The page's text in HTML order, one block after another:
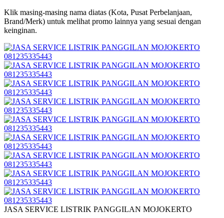
Klik masing-masing nama diatas (Kota, Pusat Perbelanjaan,
Brand/Merk) untuk melihat promo lainnya yang sesuai dengan
keinginan.
JASA SERVICE LISTRIK PANGGILAN MOJOKERTO